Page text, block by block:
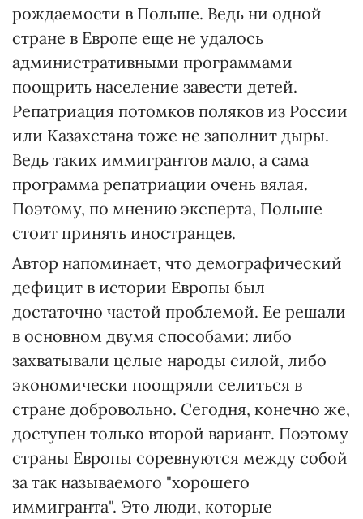
рождаемости в Польше. Ведь ни одной
стране в Европе еще не удалось
административными программами
поощрить население завести детей.
Репатриация потомков поляков из России
или Казахстана тоже не заполнит дыры.
Ведь таких иммигрантов мало, а сама
программа репатриации очень вялая.
Поэтому, по мнению эксперта, Польше
стоит принять иностранцев.
Автор напоминает, что демографический
дефицит в истории Европы был
достаточно частой проблемой. Ее решали
в основном двумя способами: либо
захватывали целые народы силой, либо
экономически поощряли селиться в
стране добровольно. Сегодня, конечно же,
доступен только второй вариант. Поэтому
страны Европы соревнуются между собой
за так называемого "хорошего
иммигранта". Это люди, которые